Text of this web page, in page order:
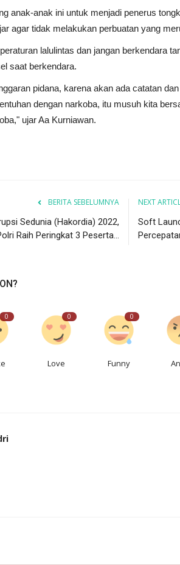
anak-anak ini untuk menjadi penerus
agar tidak melakukan perbuatan yang
lalulintas dan jangan berkendara
saat berkendara.
pidana, karena akan ada catatan
dengan narkoba, itu musuh kita
ujar Aa Kurniawan.
BERITA SEBELUMNYA
Sedunia (Hakordia) 2022,
Raih Peringkat 3 Peserta...
NEXT
Soft
0 0
Love
0
Funny